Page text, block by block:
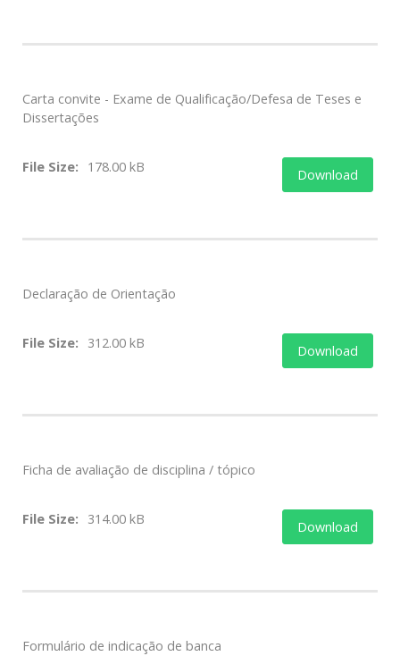
Carta convite - Exame de Qualificação/Defesa de Teses e
Dissertações
File Size: 178.00 kB Download
Declaração de Orientação
File Size: 312.00 kB Download
Ficha de avaliação de disciplina / tópico
File Size: 314.00 kB Download
Formulário de indicação de banca